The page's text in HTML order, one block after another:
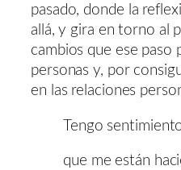
pasado, donde la
allá, y gira en torno al
cambios que ese paso
personas y, por
en las relaciones
Tengo
que me están